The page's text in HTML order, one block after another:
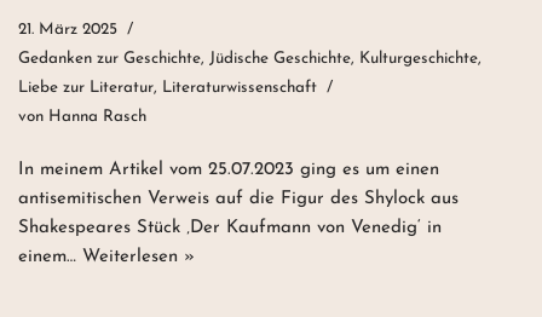
21. März 2025
Gedanken zur Geschichte, Jüdische Geschichte, Kulturgeschichte,
Liebe zur Literatur, Literaturwissenschaft
von Hanna Rasch
In meinem Artikel vom 25.07.2023 ging es um einen
antisemitischen Verweis auf die Figur des Shylock aus
Shakespeares Stück ‚Der Kaufmann von Venedig‘ in
einem… Weiterlesen »